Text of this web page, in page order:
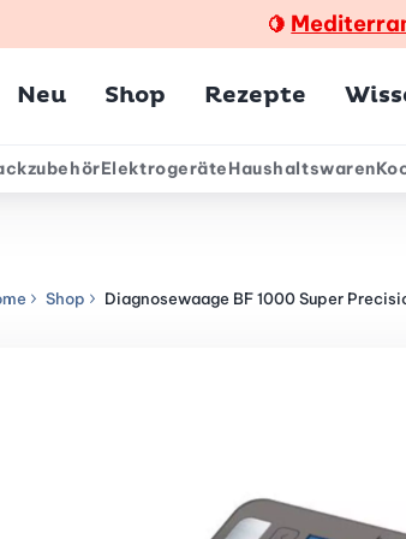
🍋
Neu Shop Rezepte
ElektrogeräteHaushaltswaren
Shop Diagnosewaage BF 1000 Super